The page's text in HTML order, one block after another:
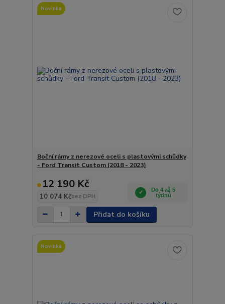
Novinka
Boční rámy z nerezové oceli s plastovými schůdky
- Ford Transit Custom (2018 - 2023)
12 190 Kč
10 074 Kčbez DPH
Do 4 až 5
týdnů
Přidat do košíku
Novinka